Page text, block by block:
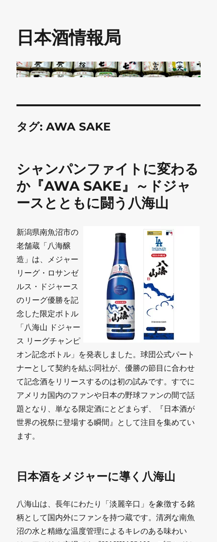
日本酒情報局
タグ:AWA SAKE
シャンパンファイトに変わる
か『AWA SAKE』～ドジャ
ースとともに闘う八海山
新潟県南魚沼市の
老舗蔵「八海醸
造」は、メジャー
リーグ・ロサンゼ
ルス・ドジャース
のリーグ優勝を記
念した限定ボトル
「八海山 ドジャー
ス リーグチャンピ
オン記念ボトル」を発表しました。球団公式パート
ナーとして契約を結ぶ同社が、優勝の節目に合わせ
て記念酒をリリースするのは初の試みです。すでに
アメリカ国内のファンや日本の野球ファンの間で話
題となり、単なる限定酒にとどまらず、『日本酒が
世界の祝祭に登場する瞬間』として注目を集めてい
ます。
日本酒をメジャーに導く八海山
八海山は、長年にわたり「淡麗辛口」を象徴する銘
柄として国内外にファンを持つ蔵です。清冽な南魚
沼の水と精緻な温度管理によるキレのある味わい